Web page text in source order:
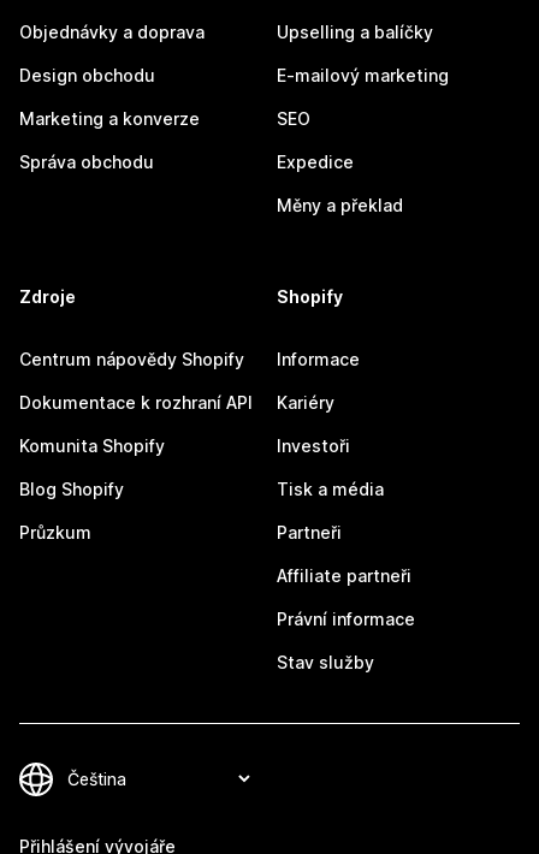
Objednávky a doprava
Design obchodu
Marketing a konverze
Správa obchodu
Upselling a balíčky
E-mailový marketing
SEO
Expedice
Měny a překlad
Zdroje
Centrum nápovědy Shopify
Dokumentace k rozhraní API
Komunita Shopify
Blog Shopify
Průzkum
Shopify
Informace
Kariéry
Investoři
Tisk a média
Partneři
Affiliate partneři
Právní informace
Stav služby
Přihlášení vývojáře